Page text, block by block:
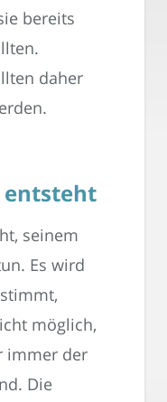
bereits
daher
entsteht
seinem
Es wird
möglich,
immer der
Die